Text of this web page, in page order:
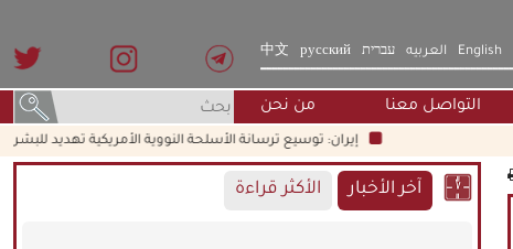
English العربيه עברית русский
中文
التواصل معنا من نحن
إيران: توسيع ترسانة الأسلحة النووية الأمريكية تهديد للبشرية
آخر الأخبار الأكثر قراءة